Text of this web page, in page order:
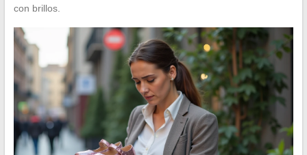
con brillos.